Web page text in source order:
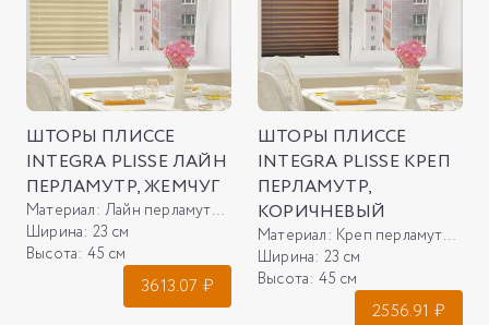
ШТОРЫ ПЛИССЕ
INTEGRA PLISSE ЛАЙН
ПЕРЛАМУТР, ЖЕМЧУГ
Материал: Лайн перламутр, жемчуг
Ширина: 23 см
Высота: 45 см
3613.07 ₽
ШТОРЫ ПЛИССЕ
INTEGRA PLISSE КРЕП
ПЕРЛАМУТР,
КОРИЧНЕВЫЙ
Материал: Креп перламутр, коричневый
Ширина: 23 см
Высота: 45 см
2556.91 ₽